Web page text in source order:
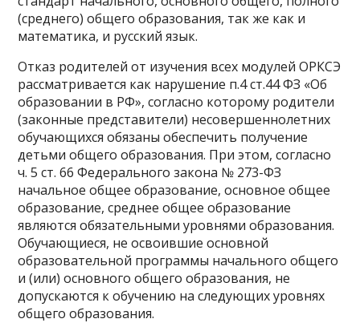
(среднего) общего образования, так же как и
математика, и русский язык.
Отказ родителей от изучения всех модулей ОРКСЭ
рассматривается как нарушение п.4 ст.44 ФЗ «Об
образовании в РФ», согласно которому родители
(законные представители) несовершеннолетних
обучающихся обязаны обеспечить получение
детьми общего образования. При этом, согласно
ч. 5 ст. 66 Федерального закона № 273-ФЗ
начальное общее образование, основное общее
образование, среднее общее образование
являются обязательными уровнями образования.
Обучающиеся, не освоившие основной
образовательной программы начального общего
и (или) основного общего образования, не
допускаются к обучению на следующих уровнях
общего образования.